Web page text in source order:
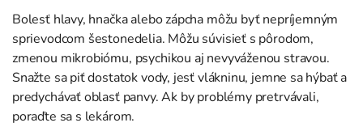
Bolesť hlavy, hnačka alebo zápcha môžu byť nepríjemným
sprievodcom šestonedelia. Môžu súvisieť s pôrodom,
zmenou mikrobiómu, psychikou aj nevyváženou stravou.
Snažte sa piť dostatok vody, jesťvlákninu, jemne sa hýbať a
predychávať oblasť panvy. Ak by problémy pretrvávali,
poraďte sa s lekárom.